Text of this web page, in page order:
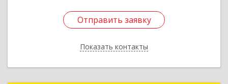
Отправить заявку
Показать контакты
Отправить заявку
Назад